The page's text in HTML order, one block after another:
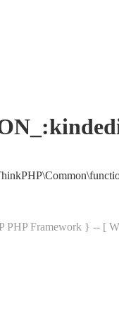
PHP Framework } -- [